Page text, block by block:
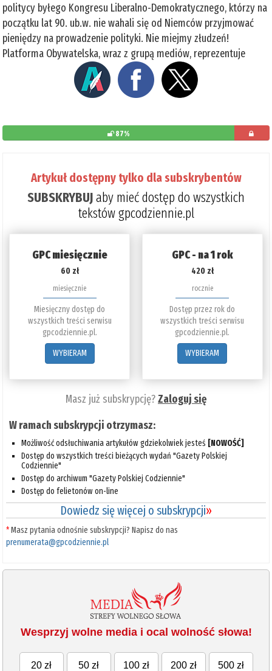
politycy byłego Kongresu Liberalno-Demokratycznego, którzy na
początku lat 90. ub.w. nie wahali się od Niemców przyjmować
pieniędzy na prowadzenie polityki. Nie miejmy złudzeń!
Platforma Obywatelska, wraz z grupą mediów, reprezentuje
87%
Artykuł dostępny tylko dla subskrybentów
SUBSKRYBUJaby mieć dostęp do wszystkich
tekstów gpcodziennie.pl
GPC miesięcznie
60 zł
miesięcznie
Miesięczny dostęp do
wszystkich treści serwisu
gpcodziennie.pl.
WYBIERAM
GPC - na 1 rok
420 zł
rocznie
Dostęp przez rok do
wszystkich treści serwisu
gpcodziennie.pl.
WYBIERAM
Masz już subskrypcję?Zaloguj się
W ramach subskrypcji otrzymasz:
Możliwość odsłuchiwania artykułów gdziekolwiek jesteś [NOWOŚĆ]
Dostęp do wszystkich treści bieżących wydań "Gazety Polskiej
Codziennie"
Dostęp do archiwum "Gazety Polskiej Codziennie"
Dostęp do felietonów on-line
Dowiedz się więcej o subskrypcji»
*Masz pytania odnośnie subskrypcji? Napisz do nas
prenumerata@gpcodziennie.pl
Wesprzyj wolne media i ocal wolność słowa!
20 zł 50 zł 100 zł 200 zł 500 zł